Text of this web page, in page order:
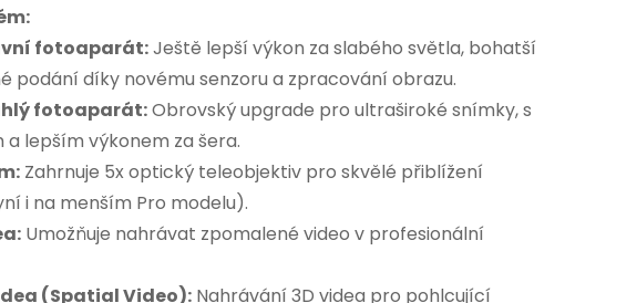
fotoaparát:Ještě lepší výkon za slabého světla, bohatší
podání díky novému senzoru a zpracování obrazu.
fotoaparát:Obrovský upgrade pro ultraširoké snímky, s
lepším výkonem za šera.
Zahrnuje 5x optický teleobjektiv pro skvělé přiblížení
i na menším Pro modelu).
Umožňuje nahrávat zpomalené video v profesionální
(Spatial Video): Nahrávání 3D videa pro pohlcující